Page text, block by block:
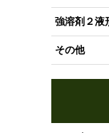
強溶剤２液
その他